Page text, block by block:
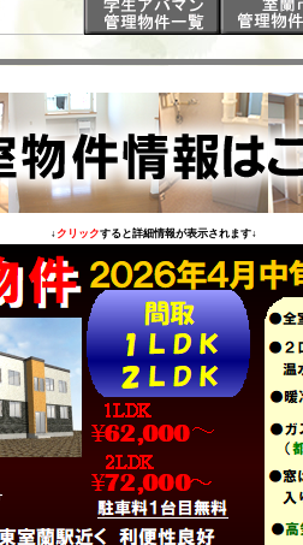
↓ クリックすると詳細情報が表示されます↓